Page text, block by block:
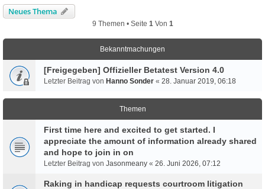
Neues Thema
9 Themen • Seite 1 Von 1
Bekanntmachungen
[Freigegeben] Offizieller Betatest Version 4.0
Letzter Beitrag von Hanno Sonder « 28. Januar 2019, 06:18
Themen
First time here and excited to get started. I
appreciate the amount of information already shared
and hope to join in on
Letzter Beitrag von Jasonmeany « 26. Juni 2026, 07:12
Raking in handicap requests courtroom litigation